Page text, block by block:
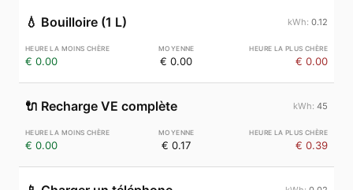
💧 Bouilloire (1 L) 0.12
€ 0.00 € 0.00 € 0.00
🔌 Recharge VE complète 45
€ 0.00 € 0.17 € 0.39